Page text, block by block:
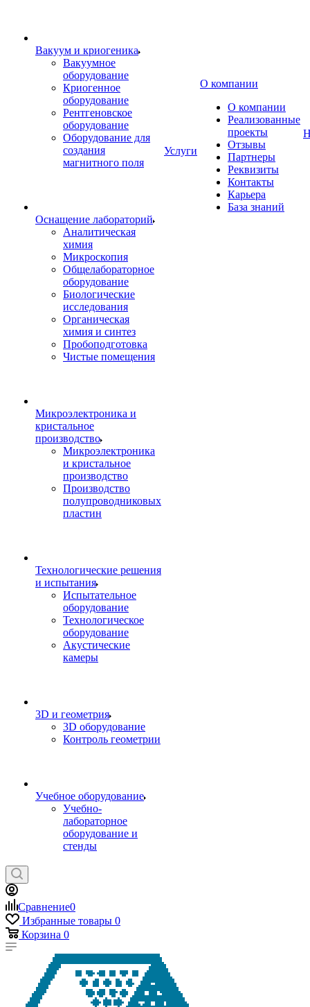
Вакуум и криогеника
Вакуумное
оборудование
Криогенное
оборудование
Рентгеновское
оборудование
Оборудование для
создания
магнитного поля
Оснащение лабораторий
Аналитическая
химия
Микроскопия
Общелабораторное
оборудование
Биологические
исследования
Органическая
химия и синтез
Пробоподготовка
Чистые помещения
Микроэлектроника и
кристальное
производство
Микроэлектроника
и кристальное
производство
Производство
полупроводниковых
пластин
Технологические решения
и испытания
Испытательное
оборудование
Технологическое
оборудование
Акустические
камеры
3D и геометрия
3D оборудование
Контроль геометрии
Учебное оборудование
Учебно-
лабораторное
оборудование и
стенды
Услуги
О компании
О компании
Реализованные
проекты
Отзывы
Партнеры
Реквизиты
Контакты
Карьера
База знаний
Сравнение0
Избранные товары 0
Корзина 0